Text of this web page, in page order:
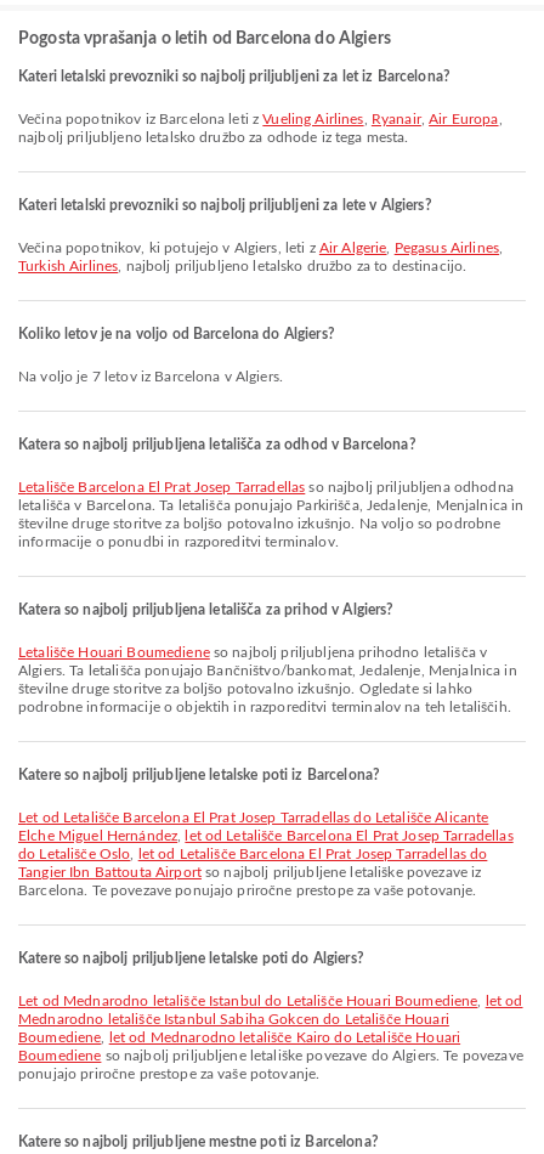
Pogosta vprašanja o letih od Barcelona do Algiers
Kateri letalski prevozniki so najbolj priljubljeni za let iz Barcelona?
Večina popotnikov iz Barcelona leti zVueling Airlines Ryanair,Air Europa
najbolj priljubljeno letalsko družbo za odhode iz tega mesta.
Kateri letalski prevozniki so najbolj priljubljeni za lete v Algiers?
Večina popotnikov, ki potujejo v Algiers, leti z Air Algerie Pegasus Airlines,
Turkish Airlines , najbolj priljubljeno letalsko družbo za to destinacijo.
Koliko letov je na voljo od Barcelona do Algiers?
Na voljo je 7 letov iz Barcelona v Algiers.
Katera so najbolj priljubljena letališča za odhod v Barcelona?
Letališče Barcelona El Prat Josep Tarradellas so najbolj priljubljena odhodna
letališča v Barcelona. Ta letališča ponujajo Parkirišča, Jedalenje, Menjalnica in
številne druge storitve za boljšo potovalno izkušnjo. Na voljo so podrobne
informacije o ponudbi in razporeditvi terminalov.
Katera so najbolj priljubljena letališča za prihod v Algiers?
Letališče Houari Boumedieneso najbolj priljubljena prihodno letališča v
Algiers. Ta letališča ponujajo Bančništvo/bankomat, Jedalenje, Menjalnica in
številne druge storitve za boljšo potovalno izkušnjo. Ogledate si lahko
podrobne informacije o objektih in razporeditvi terminalov na teh letališčih.
Katere so najbolj priljubljene letalske poti iz Barcelona?
let od Letališče Barcelona El Prat Josep Tarradellas do Letališče Alicante
Elche Miguel Hernández
let od Letališče Barcelona El Prat Josep Tarradellas
do Letališče Oslo
let od Letališče Barcelona El Prat Josep Tarradellas do
Tangier Ibn Battouta Airportso najbolj priljubljene letališke povezave iz
Barcelona. Te povezave ponujajo priročne prestope za vaše potovanje.
Katere so najbolj priljubljene letalske poti do Algiers?
let od Mednarodno letališče Istanbul do Letališče Houari Boumediene
let od
Mednarodno letališče Istanbul Sabiha Gokcen do Letališče Houari
Boumediene
let od Mednarodno letališče Kairo do Letališče Houari
Boumediene so najbolj priljubljene letališke povezave do Algiers. Te povezave
ponujajo priročne prestope za vaše potovanje.
Katere so najbolj priljubljene mestne poti iz Barcelona?